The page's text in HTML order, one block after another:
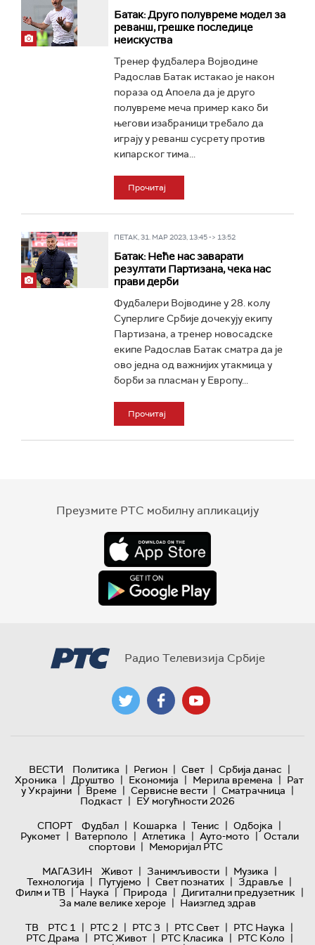
Батак: Друго полувреме модел за
реванш, грешке последице
неискуства
Тренер фудбалера Војводине
Радослав Батак истакао је након
пораза од Апоела да је друго
полувреме меча пример како би
његови изабраници требало да
играју у реванш сусрету против
кипарског тима...
Прочитај
ПЕТАК, 31. МАР 2023, 13:45 -> 13:52
Батак: Неће нас заварати
резултати Партизана, чека нас
прави дерби
Фудбалери Војводине у 28. колу
Суперлиге Србије дочекују екипу
Партизана, а тренер новосадске
екипе Радослав Батак сматра да је
ово једна од важнијих утакмица у
борби за пласман у Европу...
Прочитај
Преузмите РТС мобилну апликацију
Радио Телевизија Србије
ВЕСТИ Политика | Регион | Свет | Србија данас |
Хроника | Друштво | Економија | Мерила времена | Рат
у Украјини | Време | Сервисне вести | Сматрачница |
Подкаст | ЕУ могућности 2026
СПОРТ
Фудбал | Кошарка | Тенис | Одбојка |
Рукомет | Ватерполо | Атлетика | Ауто-мото | Остали
спортови | Меморијал РТС
МАГАЗИН
Живот | Занимљивости | Музика |
Технологијa | Путујемо | Свет познатих | Здравље |
Филм и ТВ | Наука | Природа | Дигитални предузетник |
За мале велике хероје | Наизглед здрав
ТВ
РТС 1 | РТС 2 | РТС 3 | РТС Свет | РТС Наука |
РТС Драма | РТС Живот | РТС Класика | РТС Коло |